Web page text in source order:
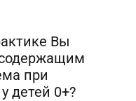
Вы
при
детей 0+?